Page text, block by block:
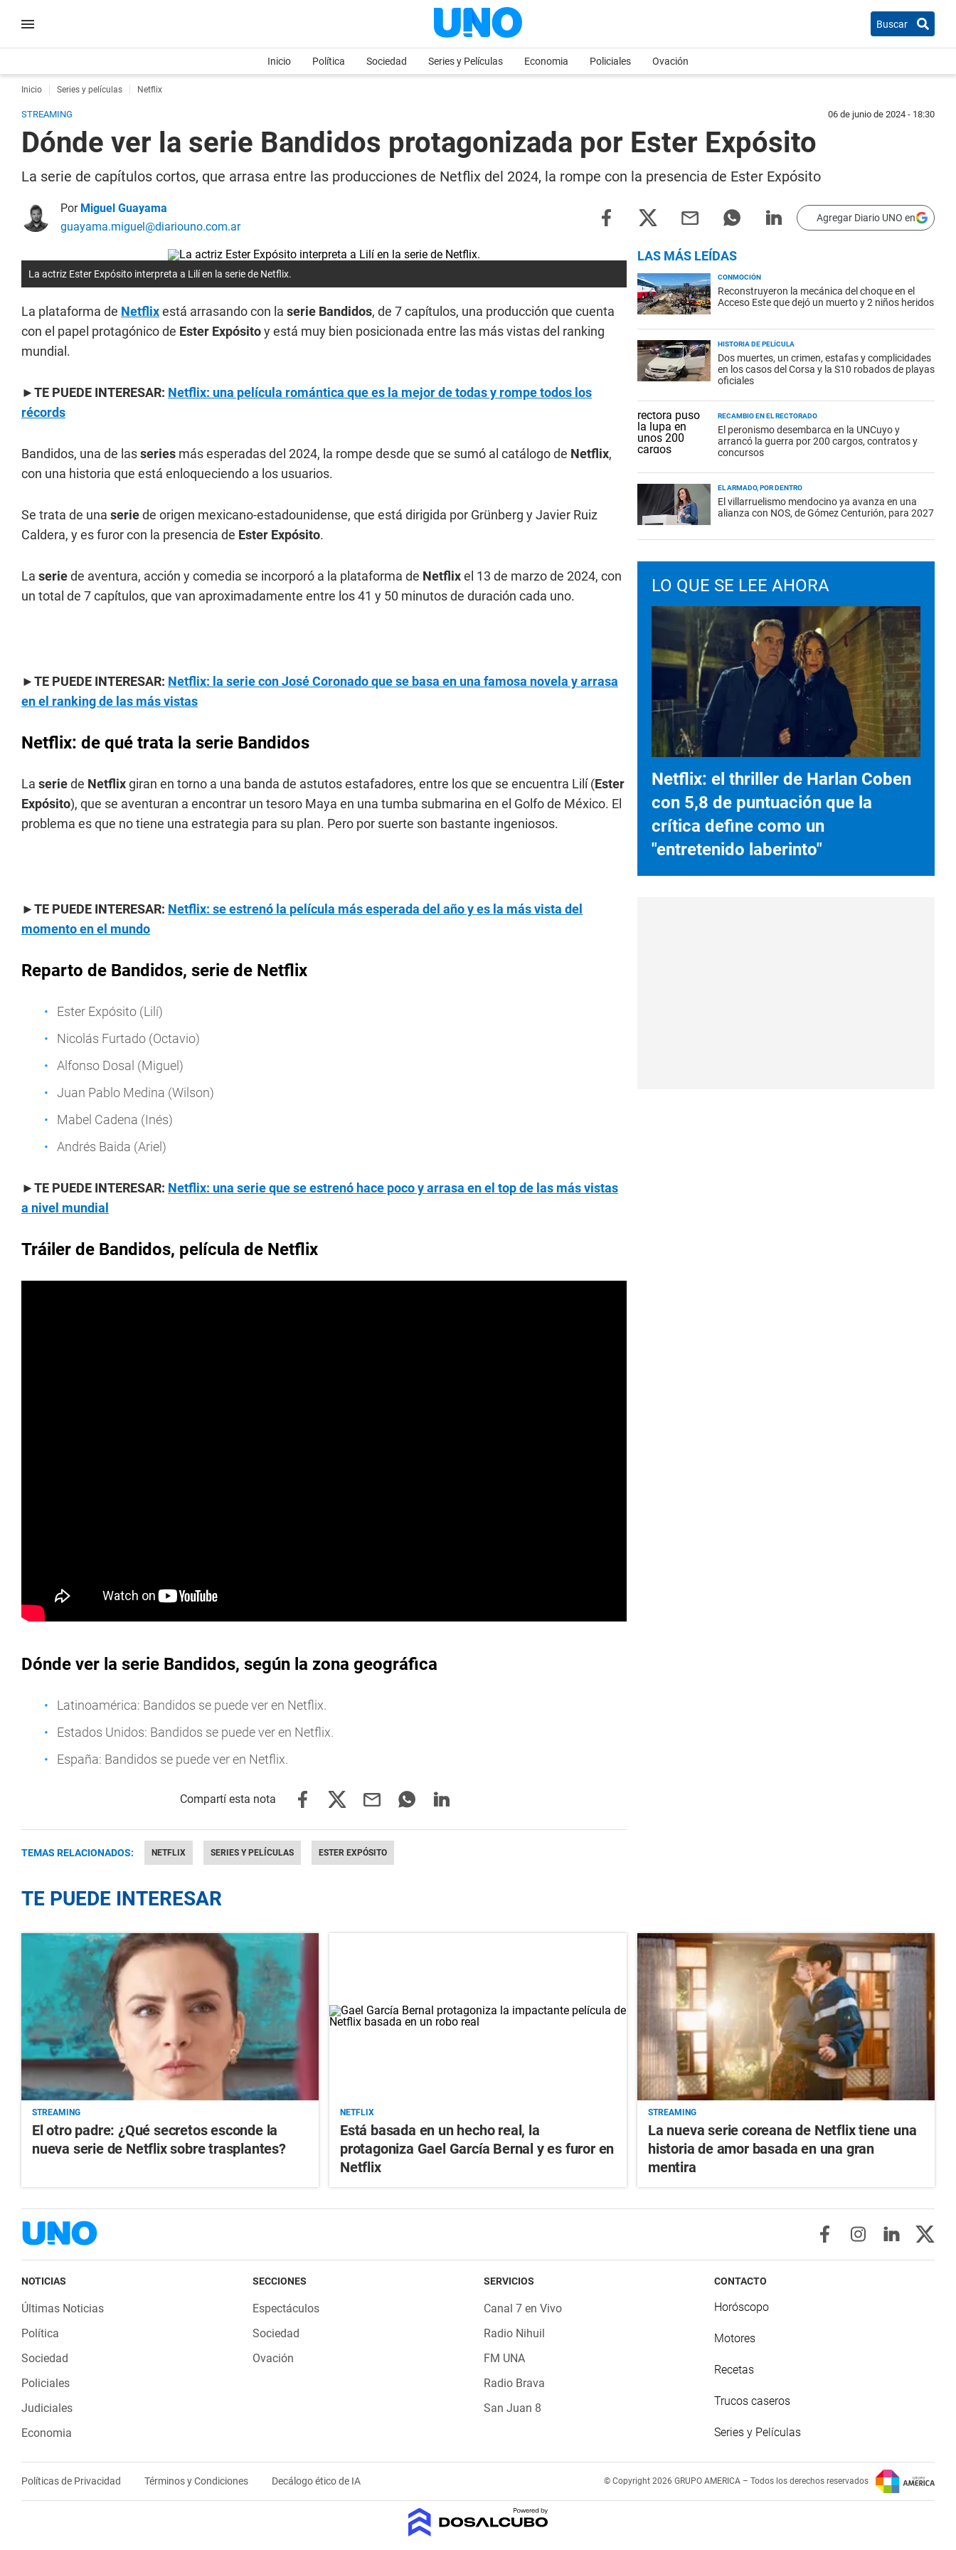
Buscar
Inicio Política Sociedad Series y Películas Economia Policiales Ovación
Inicio Series y películas Netflix
STREAMING 06 de junio de 2024 - 18:30
Dónde ver la serie Bandidos protagonizada por Ester Expósito
La serie de capítulos cortos, que arrasa entre las producciones de Netflix del 2024, la rompe con la presencia de Ester Expósito
Por Miguel Guayama
guayama.miguel@diariouno.com.ar
Agregar Diario UNO en
La actriz Ester Expósito interpreta a Lilí en la serie de Netflix.
La plataforma de Netflixestá arrasando con la serie Bandidos, de 7 capítulos, una producción que cuenta
con el papel protagónico de Ester Expósitoy está muy bien posicionada entre las más vistas del ranking
mundial.
►TE PUEDE INTERESAR: Netflix: una película romántica que es la mejor de todas y rompe todos los
récords
Bandidos, una de lasseries más esperadas del 2024, la rompe desde que se sumó al catálogo de Netflix,
con una historia que está enloqueciendo a los usuarios.
Se trata de una seriede origen mexicano-estadounidense, que está dirigida por Grünberg y Javier Ruiz
Caldera, y es furor con la presencia de Ester Expósito.
La seriede aventura, acción y comedia se incorporó a la plataforma de Netflixel 13 de marzo de 2024, con
un total de 7 capítulos, que van aproximadamente entre los 41 y 50 minutos de duración cada uno.
►TE PUEDE INTERESAR: Netflix: la serie con José Coronado que se basa en una famosa novela y arrasa
en el ranking de las más vistas
Netflix: de qué trata la serie Bandidos
La seriede Netflixgiran en torno a una banda de astutos estafadores, entre los que se encuentra Lilí (Ester
Expósito), que se aventuran a encontrar un tesoro Maya en una tumba submarina en el Golfo de México. El
problema es que no tiene una estrategia para su plan. Pero por suerte son bastante ingeniosos.
►TE PUEDE INTERESAR: Netflix: se estrenó la película más esperada del año y es la más vista del
momento en el mundo
Reparto de Bandidos, serie de Netflix
Ester Expósito (Lilí)
Nicolás Furtado (Octavio)
Alfonso Dosal (Miguel)
Juan Pablo Medina (Wilson)
Mabel Cadena (Inés)
Andrés Baida (Ariel)
►TE PUEDE INTERESAR: Netflix: una serie que se estrenó hace poco y arrasa en el top de las más vistas
a nivel mundial
Tráiler de Bandidos, película de Netflix
Dónde ver la serie Bandidos, según la zona geográfica
Latinoamérica: Bandidos se puede ver en Netflix.
Estados Unidos: Bandidos se puede ver en Netflix.
España: Bandidos se puede ver en Netflix.
TEMAS RELACIONADOS: NETFLIX SERIES Y PELÍCULAS ESTER EXPÓSITO
LAS MÁS LEÍDAS
CONMOCIÓN
Reconstruyeron la mecánica del choque en el
Acceso Este que dejó un muerto y 2 niños heridos
HISTORIA DE PELÍCULA
Dos muertes, un crimen, estafas y complicidades
en los casos del Corsa y la S10 robados de playas
oficiales
RECAMBIO EN EL RECTORADO
El peronismo desembarca en la UNCuyo y
arrancó la guerra por 200 cargos, contratos y
concursos
EL ARMADO, POR DENTRO
El villarruelismo mendocino ya avanza en una
alianza con NOS, de Gómez Centurión, para 2027
LO QUE SE LEE AHORA
Netflix: el thriller de Harlan Coben
con 5,8 de puntuación que la
crítica define como un
"entretenido laberinto"
TE PUEDE INTERESAR
STREAMING
El otro padre: ¿Qué secretos esconde la
nueva serie de Netflix sobre trasplantes?
NETFLIX
Está basada en un hecho real, la
protagoniza Gael García Bernal y es furor en
Netflix
STREAMING
La nueva serie coreana de Netflix tiene una
historia de amor basada en una gran
mentira
NOTICIAS
Últimas Noticias
Política
Sociedad
Policiales
Judiciales
Economia
SECCIONES
Espectáculos
Sociedad
Ovación
SERVICIOS
Canal 7 en Vivo
Radio Nihuil
FM UNA
Radio Brava
San Juan 8
CONTACTO
Horóscopo
Motores
Recetas
Trucos caseros
Series y Películas
Políticas de Privacidad Términos y Condiciones Decálogo ético de IA © Copyright 2026 GRUPO AMERICA – Todos los derechos reservados